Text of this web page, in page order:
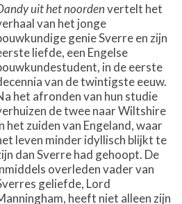
uit het noordenvertelt het
van het jonge
genie Sverre en zijn
liefde, een Engelse
in de eerste
van de twintigste eeuw.
het afronden van hun studie
de twee naar Wiltshire
het zuiden van Engeland, waar
leven minder idyllisch blijkt te
dan Sverre had gehoopt. De
overleden vader van
geliefde, Lord
heeft niet alleen zijn